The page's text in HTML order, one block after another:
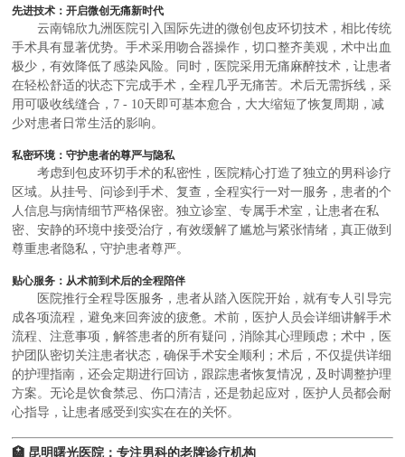
先进技术：开启微创无痛新时代
云南锦欣九洲医院引入国际先进的微创包皮环切技术，相比传统
手术具有显著优势。手术采用吻合器操作，切口整齐美观，术中出血
极少，有效降低了感染风险。同时，医院采用无痛麻醉技术，让患者
在轻松舒适的状态下完成手术，全程几乎无痛苦。术后无需拆线，采
用可吸收线缝合，7 - 10天即可基本愈合，大大缩短了恢复周期，减
少对患者日常生活的影响。
私密环境：守护患者的尊严与隐私
考虑到包皮环切手术的私密性，医院精心打造了独立的男科诊疗
区域。从挂号、问诊到手术、复查，全程实行一对一服务，患者的个
人信息与病情细节严格保密。独立诊室、专属手术室，让患者在私
密、安静的环境中接受治疗，有效缓解了尴尬与紧张情绪，真正做到
尊重患者隐私，守护患者尊严。
贴心服务：从术前到术后的全程陪伴
医院推行全程导医服务，患者从踏入医院开始，就有专人引导完
成各项流程，避免来回奔波的疲惫。术前，医护人员会详细讲解手术
流程、注意事项，解答患者的所有疑问，消除其心理顾虑；术中，医
护团队密切关注患者状态，确保手术安全顺利；术后，不仅提供详细
的护理指南，还会定期进行回访，跟踪患者恢复情况，及时调整护理
方案。无论是饮食禁忌、伤口清洁，还是勃起应对，医护人员都会耐
心指导，让患者感受到实实在在的关怀。
🏥 昆明曙光医院：专注男科的老牌诊疗机构